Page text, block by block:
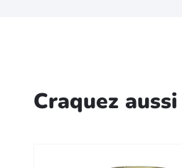
Craquez aussi